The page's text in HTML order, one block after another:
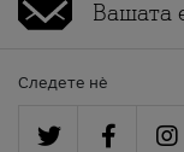
Следете нè